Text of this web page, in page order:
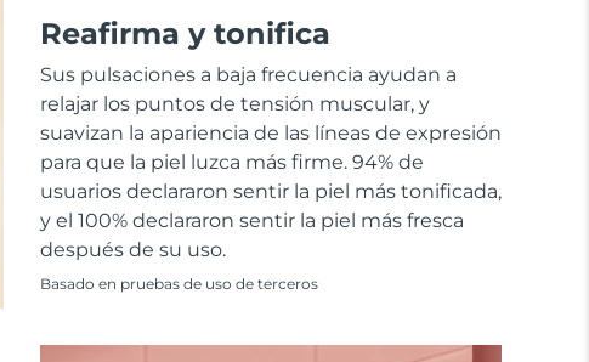
Reafirma y tonifica
Sus pulsaciones a baja frecuencia ayudan a
relajar los puntos de tensión muscular, y
suavizan la apariencia de las líneas de expresión
para que la piel luzca más firme. 94% de
usuarios declararon sentir la piel más tonificada,
y el 100% declararon sentir la piel más fresca
después de su uso.
Basado en pruebas de uso de terceros